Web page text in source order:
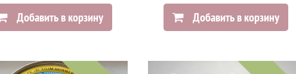
Добавить в корзину Добавить в корзину